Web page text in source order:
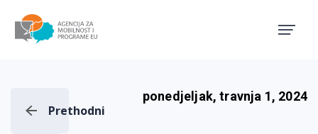
Prethodni
ponedjeljak, travnja 1, 2024